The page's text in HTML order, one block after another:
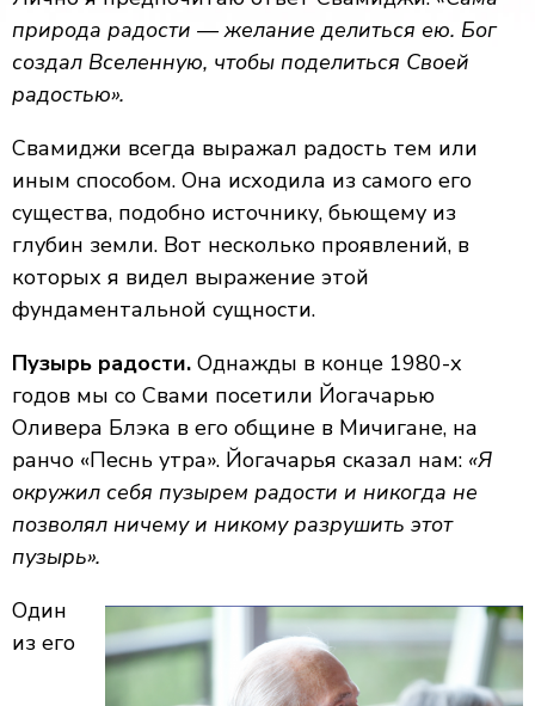
природа радости — желание делиться ею. Бог
создал Вселенную, чтобы поделиться Своей
радостью».
Свамиджи всегда выражал радость тем или
иным способом. Она исходила из самого его
существа, подобно источнику, бьющему из
глубин земли. Вот несколько проявлений, в
которых я видел выражение этой
фундаментальной сущности.
Пузырь радости. Однажды в конце 1980-х
годов мы со Свами посетили Йогачарью
Оливера Блэка в его общине в Мичигане, на
ранчо «Песнь утра». Йогачарья сказал нам: «Я
окружил себя пузырем радости и никогда не
позволял ничему и никому разрушить этот
пузырь».
Один
из его